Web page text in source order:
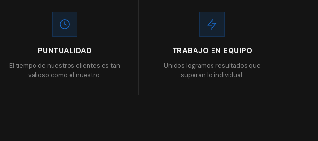
PUNTUALIDAD
El tiempo de nuestros clientes es tan
valioso como el nuestro.
TRABAJO EN EQUIPO
Unidos logramos resultados que
superan lo individual.